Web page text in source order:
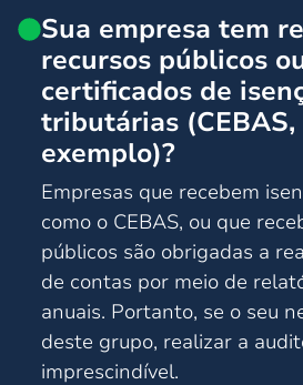
Sua empresa tem
recursos públicos
certificados de
tributárias (CEBAS,
exemplo)?
Empresas que recebem
como o CEBAS, ou que
públicos são obrigadas a
de contas por meio de
anuais. Portanto, se o seu
deste grupo, realizar a
imprescindível.